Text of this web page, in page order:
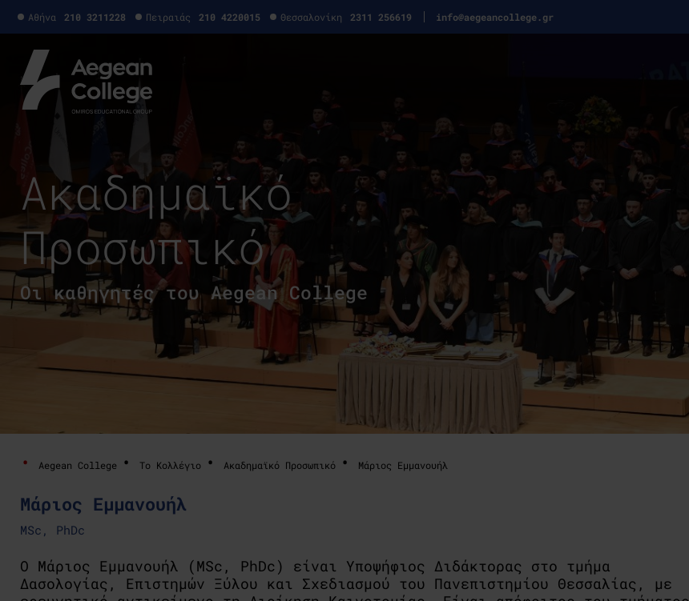
Αθήνα 210 3211228 Πειραιάς 210 4220015 Θεσσαλονίκη 2311 256619 info@aegeancollege.gr
Ακαδημαϊκό
Προσωπικό
Οι καθηγητές του Aegean College
Aegean College Το Κολλέγιο Ακαδημαϊκό Προσωπικό Μάριος Εμμανουήλ
Μάριος Εμμανουήλ
MSc, PhDc
Ο Μάριος Εμμανουήλ (MSc, PhDc) είναι Υποψήφιος Διδάκτορας στο τμήμα
Δασολογίας, Επιστημών Ξύλου και Σχεδιασμού του Πανεπιστημίου Θεσσαλίας, με